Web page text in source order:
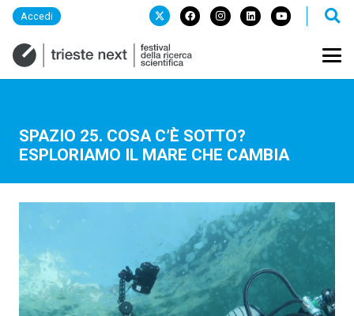
Accedi
SPAZIO 25. COSA C’È SOTTO?
ESPLORIAMO IL MARE CHE CAMBIA